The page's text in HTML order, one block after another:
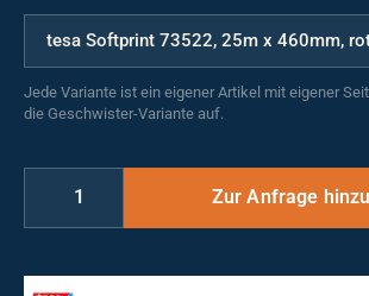
Jede Variante ist ein eigener Artikel mit eigener
die Geschwister-Variante auf.